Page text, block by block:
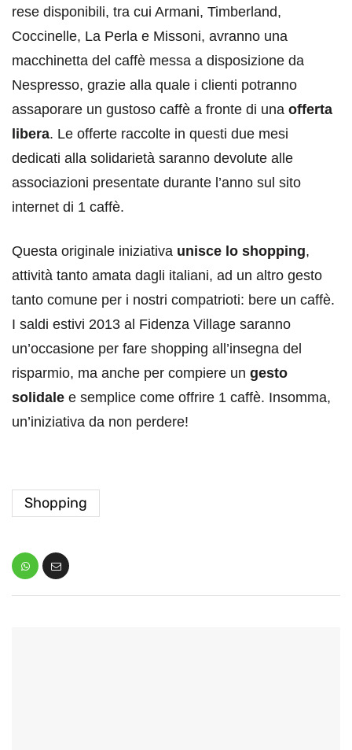
rese disponibili, tra cui Armani, Timberland,
Coccinelle, La Perla e Missoni, avranno una
macchinetta del caffè messa a disposizione da
Nespresso, grazie alla quale i clienti potranno
assaporare un gustoso caffè a fronte di una offerta
libera. Le offerte raccolte in questi due mesi
dedicati alla solidarietà saranno devolute alle
associazioni presentate durante l’anno sul sito
internet di 1 caffè.
Questa originale iniziativa unisce lo shopping,
attività tanto amata dagli italiani, ad un altro gesto
tanto comune per i nostri compatrioti: bere un caffè.
I saldi estivi 2013 al Fidenza Village saranno
un’occasione per fare shopping all’insegna del
risparmio, ma anche per compiere un gesto
solidale e semplice come offrire 1 caffè. Insomma,
un’iniziativa da non perdere!
Shopping